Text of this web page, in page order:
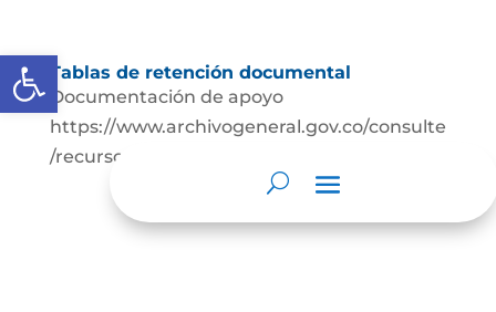
Abrir barra de herramientas
Tablas de retención documental
Documentación de apoyo
https://www.archivogeneral.gov.co/consulte
/recursos/publicaciones